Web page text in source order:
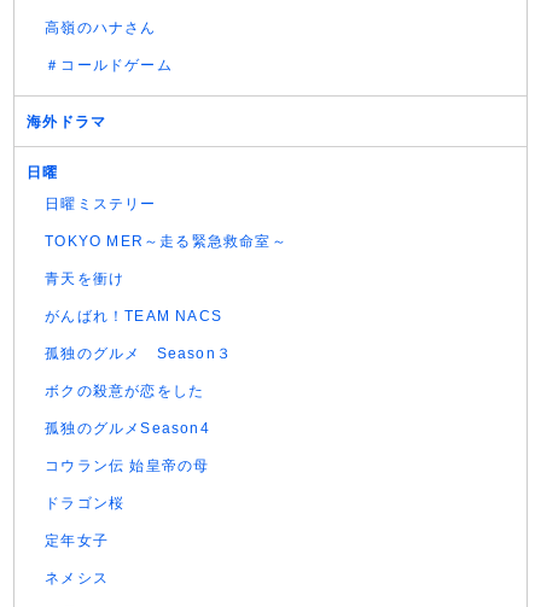
高嶺のハナさん
＃コールドゲーム
海外ドラマ
日曜
日曜ミステリー
TOKYO MER～走る緊急救命室～
青天を衝け
がんばれ！TEAM NACS
孤独のグルメ Season３
ボクの殺意が恋をした
孤独のグルメSeason4
コウラン伝 始皇帝の母
ドラゴン桜
定年女子
ネメシス